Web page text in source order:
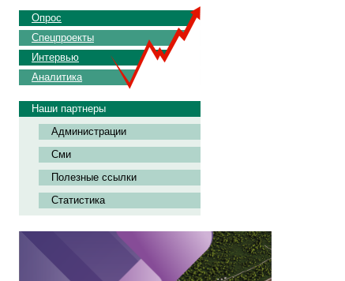
Опрос
Спецпроекты
Интервью
Аналитика
Наши партнеры
Администрации
Сми
Полезные ссылки
Статистика